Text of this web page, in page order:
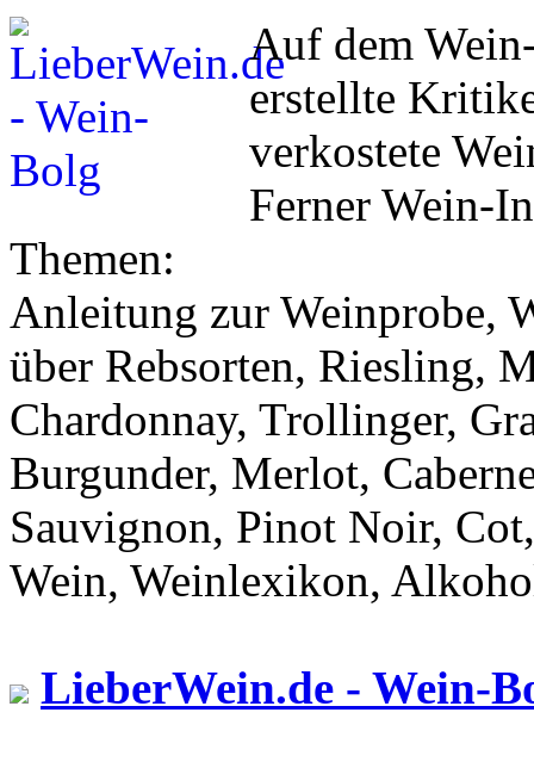
Auf dem
erstellte
verkostete
Ferner Wein-
Themen:
Anleitung zur Weinprobe,
über Rebsorten, Riesling,
Chardonnay, Trollinger,
Burgunder, Merlot,
Sauvignon, Pinot Noir,
Wein, Weinlexikon,
LieberWein.de - Wein-